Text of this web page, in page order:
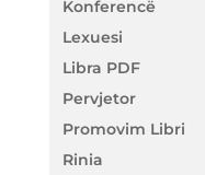
Konferencë
Lexuesi
Libra PDF
Pervjetor
Promovim Libri
Rinia